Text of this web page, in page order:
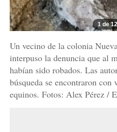
1 de 12
Un vecino de la colonia
interpuso la denuncia que al
habían sido robados. Las
búsqueda se encontraron con
equinos. Fotos: Alex Pérez /